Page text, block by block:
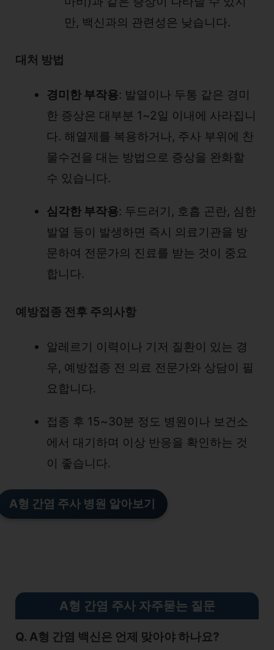
만, 백신과의 관련성은 낮습니다.
대처 방법
경미한 부작용: 발열이나 두통 같은 경미
한 증상은 대부분 1~2일 이내에 사라집니
다. 해열제를 복용하거나, 주사 부위에 찬
물수건을 대는 방법으로 증상을 완화할
수 있습니다.
심각한 부작용: 두드러기, 호흡 곤란, 심한
발열 등이 발생하면 즉시 의료기관을 방
문하여 전문가의 진료를 받는 것이 중요
합니다.
예방접종 전후 주의사항
알레르기 이력이나 기저 질환이 있는 경
우, 예방접종 전 의료 전문가와 상담이 필
요합니다.
접종 후 15~30분 정도 병원이나 보건소
에서 대기하며 이상 반응을 확인하는 것
이 좋습니다.
A형 간염 주사 병원 알아보기
A형 간염 주사 자주묻는 질문
Q. A형 간염 백신은 언제 맞아야 하나요?